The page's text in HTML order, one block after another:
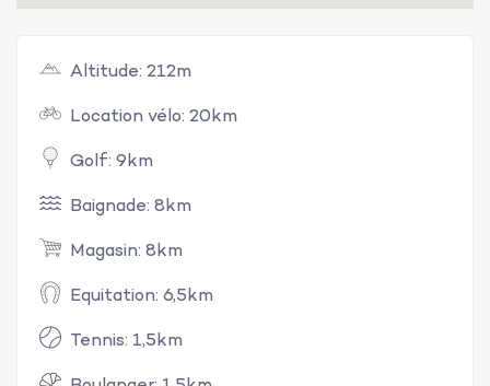
Altitude: 212m
Location vélo: 20km
Golf: 9km
Baignade: 8km
Magasin: 8km
Equitation: 6,5km
Tennis: 1,5km